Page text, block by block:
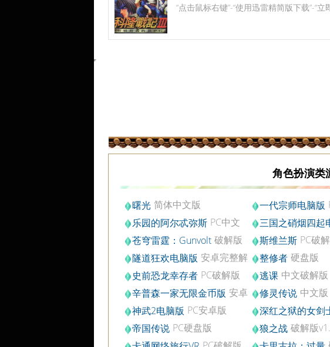
“点击鼠标右键”-“使用迅雷精简版下载”-“立
角色扮演类
曙光 简体中文版 一代宗师电脑版
v4.0.0
乐园的阿尔忒弥斯 PC中文
版
三国之硝烟四起
安卓版V3.43
苍穹雷霆：Gunvolt 破解版
b.281491
斯维兰斯 PC破
隧道狂欢电脑版 安卓完整解
锁版v1.0.5
整修者 硬盘版
史前恐龙幸存者 PC破解版 逃课 中文破解版
辛普森一家无限金币版 安卓
电脑版
修灵传说 中文版
神武2电脑版 PC安卓版
v2.0.52
深红之狱的女剑
中文版
帝国传说 PC硬盘版 狼之战 破解版